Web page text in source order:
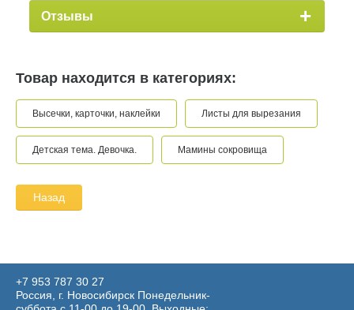
Отзывы
Товар находится в категориях:
Высечки, карточки, наклейки Листы для вырезания
Детская тема. Девочка. Мамины сокровища
Назад
+7 953 787 30 27
Россия, г. Новосибирск Понедельник-